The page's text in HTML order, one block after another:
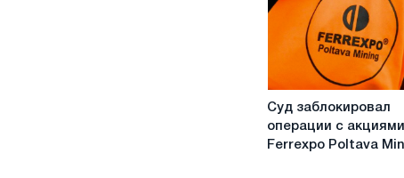
Суд
заблокировал
операции
Суд заблокировал
операции с акциями
Ferrexpo Poltava